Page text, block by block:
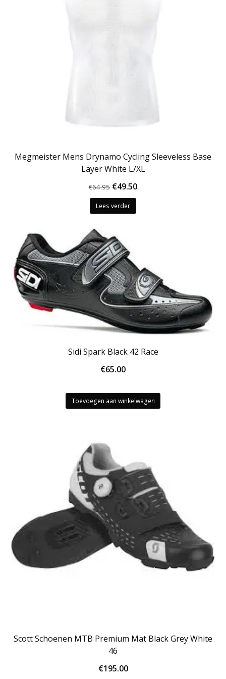
Megmeister Mens Drynamo Cycling Sleeveless Base
Layer White L/XL
€64.95 Oorspronkelijke
prijs
was:
€49.50Huidige
Lees verder
Sidi Spark Black 42 Race
€65.00
Toevoegen aan winkelwagen
Scott Schoenen MTB Premium Mat Black Grey White
46
€195.00